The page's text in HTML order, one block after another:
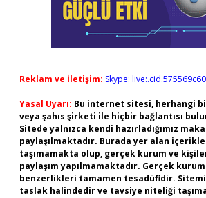
Reklam ve İletişim: Skype:
Yasal Uyarı: Bu internet sitesi, herhangi
veya şahıs şirketi ile hiçbir bağlantısı
Sitede yalnızca kendi hazırladığımız
paylaşılmaktadır. Burada yer alan
taşımamakta olup, gerçek kurum ve
paylaşım yapılmamaktadır. Gerçek
benzerlikleri tamamen tesadüfidir.
taslak halindedir ve tavsiye niteliği